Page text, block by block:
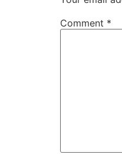
Comment *